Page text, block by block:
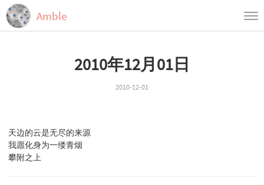
Amble
归档
标签
2010年12月01日
2010-12-01
天边的云是无尽的来源
我愿化身为一缕青烟
攀附之上